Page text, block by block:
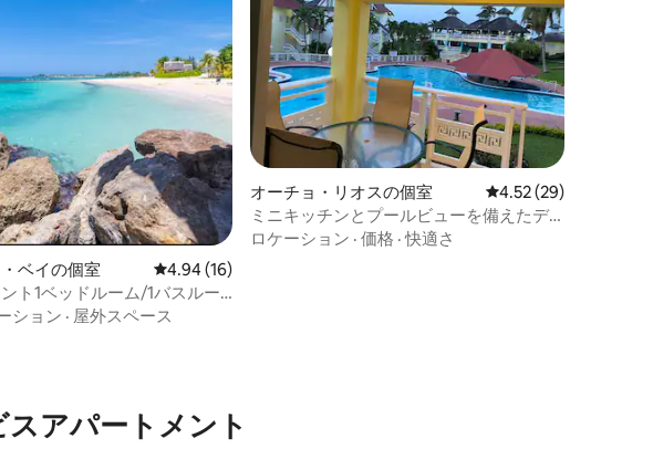
ベイの個室 レビュー16件、5つ星中4.94つ星の平均評価
4.94 (16)
ト1ベッドルーム/1バスルー
ーシャントロピカルエスケ
ション · 屋外スペース
オーチョ・リオスの個室 レビュー29件、5つ
4.52 (29)
ミニキッチンとプールビューを備えたデ
ラックス2ベッドルームコンドミニアム
ロケーション · 価格 ·快適さ
アパートメント